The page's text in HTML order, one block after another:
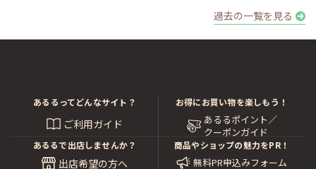
過去の一覧を見る
あるるってどんなサイト？
ご利用ガイド
お得にお買い物を楽しもう！
あるるポイント／
クーポンガイド
あるるで出店しませんか？
出店希望の方へ
商品やショップの魅力をPR！
無料PR申込みフォーム